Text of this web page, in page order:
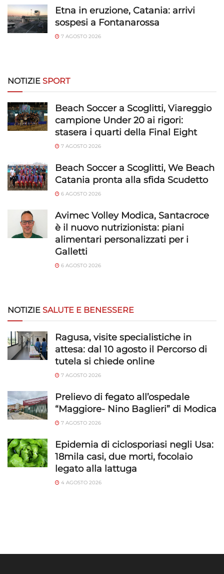
privacy.
Etna in eruzione, Catania: arrivi
sospesi a Fontanarossa
7 AGOSTO 2026
NOTIZIE SPORT
Beach Soccer a Scoglitti, Viareggio
campione Under 20 ai rigori:
stasera i quarti della Final Eight
7 AGOSTO 2026
Beach Soccer a Scoglitti, We Beach
Catania pronta alla sfida Scudetto
6 AGOSTO 2026
Avimec Volley Modica, Santacroce
è il nuovo nutrizionista: piani
alimentari personalizzati per i
Galletti
6 AGOSTO 2026
NOTIZIE SALUTE E BENESSERE
Ragusa, visite specialistiche in
attesa: dal 10 agosto il Percorso di
tutela si chiede online
7 AGOSTO 2026
Prelievo di fegato all’ospedale
“Maggiore- Nino Baglieri” di Modica
7 AGOSTO 2026
Epidemia di ciclosporiasi negli Usa:
18mila casi, due morti, focolaio
legato alla lattuga
4 AGOSTO 2026